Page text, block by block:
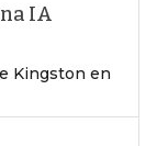
IA
Kingston en